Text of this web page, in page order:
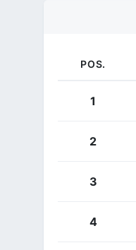
POS.
1
2
3
4